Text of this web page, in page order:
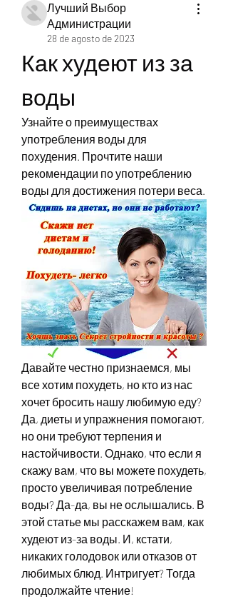
Лучший Выбор
Администрации
28 de agosto de 2023
Как худеют из за
воды
Узнайте о преимуществах
употребления воды для
похудения. Прочтите наши
рекомендации по употреблению
воды для достижения потери веса.
Давайте честно признаемся, мы
все хотим похудеть, но кто из нас
хочет бросить нашу любимую еду?
Да, диеты и упражнения помогают,
но они требуют терпения и
настойчивости. Однако, что если я
скажу вам, что вы можете похудеть,
просто увеличивая потребление
воды? Да-да, вы не ослышались. В
этой статье мы расскажем вам, как
худеют из-за воды. И, кстати,
никаких голодовок или отказов от
любимых блюд. Интригует? Тогда
продолжайте чтение!